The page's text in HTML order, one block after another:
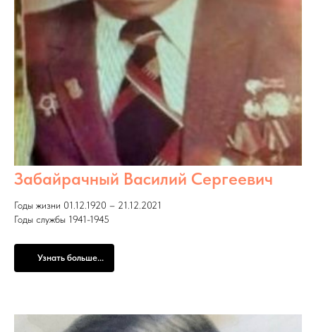
Забайрачный Василий Сергеевич
Годы жизни 01.12.1920 – 21.12.2021
Годы службы 1941-1945
Узнать больше...